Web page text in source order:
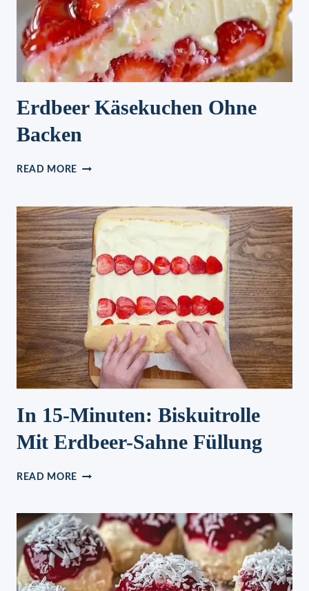
Erdbeer Käsekuchen Ohne
Backen
READ MORE ERDBEER
BACKEN
In 15-Minuten: Biskuitrolle
Mit Erdbeer-Sahne Füllung
READ MORE
BISKUITROLLE
MIT
ERDBEER-
SAHNE
FÜLLUNG